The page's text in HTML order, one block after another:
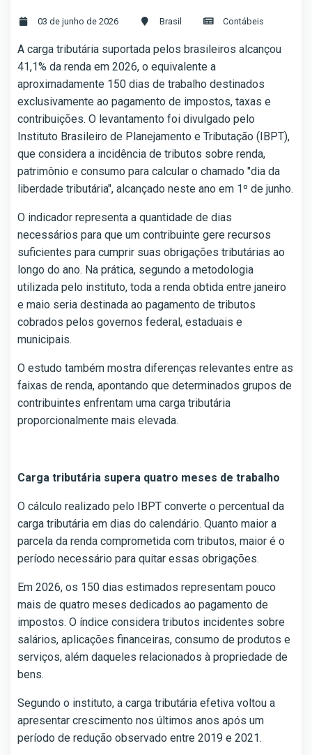
03 de junho de 2026 Brasil Contábeis
A carga tributária suportada pelos brasileiros alcançou
41,1% da renda em 2026, o equivalente a
aproximadamente 150 dias de trabalho destinados
exclusivamente ao pagamento de impostos, taxas e
contribuições. O levantamento foi divulgado pelo
Instituto Brasileiro de Planejamento e Tributação (IBPT),
que considera a incidência de tributos sobre renda,
patrimônio e consumo para calcular o chamado "dia da
liberdade tributária", alcançado neste ano em 1º de junho.
O indicador representa a quantidade de dias
necessários para que um contribuinte gere recursos
suficientes para cumprir suas obrigações tributárias ao
longo do ano. Na prática, segundo a metodologia
utilizada pelo instituto, toda a renda obtida entre janeiro
e maio seria destinada ao pagamento de tributos
cobrados pelos governos federal, estaduais e
municipais.
O estudo também mostra diferenças relevantes entre as
faixas de renda, apontando que determinados grupos de
contribuintes enfrentam uma carga tributária
proporcionalmente mais elevada.
Carga tributária supera quatro meses de trabalho
O cálculo realizado pelo IBPT converte o percentual da
carga tributária em dias do calendário. Quanto maior a
parcela da renda comprometida com tributos, maior é o
período necessário para quitar essas obrigações.
Em 2026, os 150 dias estimados representam pouco
mais de quatro meses dedicados ao pagamento de
impostos. O índice considera tributos incidentes sobre
salários, aplicações financeiras, consumo de produtos e
serviços, além daqueles relacionados à propriedade de
bens.
Segundo o instituto, a carga tributária efetiva voltou a
apresentar crescimento nos últimos anos após um
período de redução observado entre 2019 e 2021.